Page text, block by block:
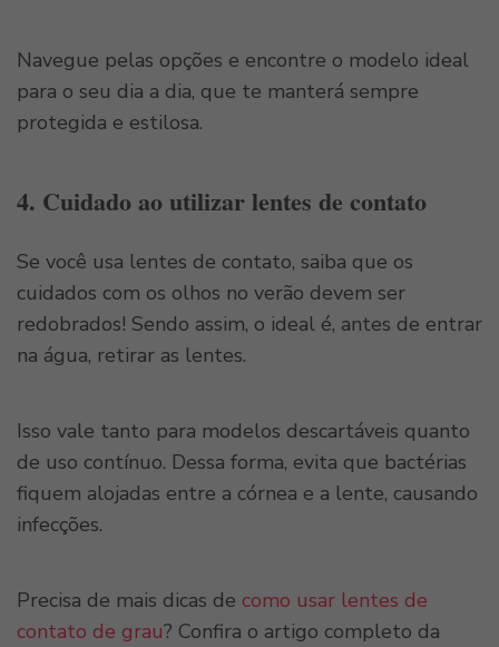
Navegue pelas opções e encontre o modelo ideal
para o seu dia a dia, que te manterá sempre
protegida e estilosa.
4. Cuidado ao utilizar lentes de contato
Se você usa lentes de contato, saiba que os
cuidados com os olhos no verão devem ser
redobrados! Sendo assim, o ideal é, antes de entrar
na água, retirar as lentes.
Isso vale tanto para modelos descartáveis quanto
de uso contínuo. Dessa forma, evita que bactérias
fiquem alojadas entre a córnea e a lente, causando
infecções.
Precisa de mais dicas de como usar lentes de
contato de grau? Confira o artigo completo da